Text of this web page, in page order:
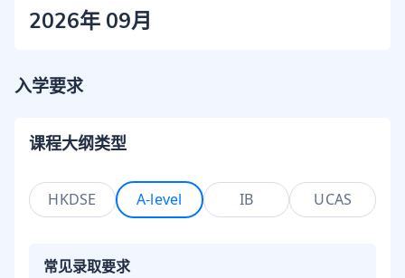
2026年 09月
入学要求
课程大纲类型
HKDSE A-level IB UCAS
常见录取要求